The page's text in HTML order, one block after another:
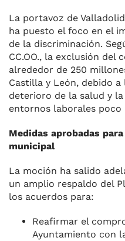
La portavoz de
ha puesto el foco en el
de la discriminación.
CC.OO., la exclusión del
alrededor de 250
Castilla y León, debido
deterioro de la salud y
entornos laborales poco
Medidas aprobadas
municipal
La moción ha salido
un amplio respaldo del
los acuerdos para:
Reafirmar el
Ayuntamiento con